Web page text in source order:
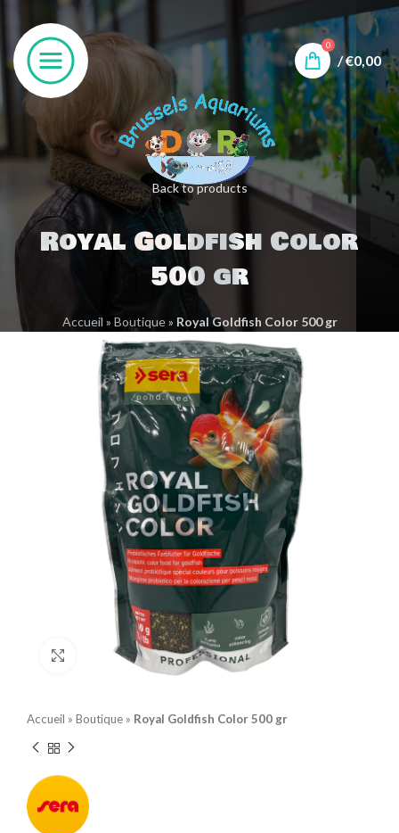
0
/€0,00
Back to products
Royal Goldfish Color
500 gr
Accueil » Boutique» Royal Goldfish Color 500 gr
Click to enlarge
Accueil » Boutique » Royal Goldfish Color 500 gr